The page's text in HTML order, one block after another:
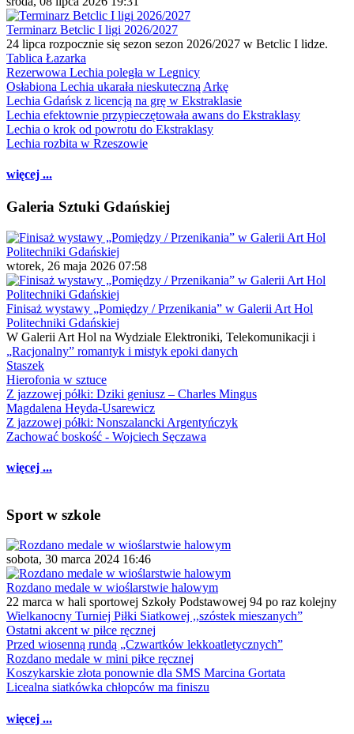
Terminarz Betclic I ligi 2026/2027
24 lipca rozpocznie się sezon sezon 2026/2027 w Betclic I lidze.
Tablica Łazarka
Rezerwowa Lechia poległa w Legnicy
Osłabiona Lechia ukarała nieskuteczną Arkę
Lechia Gdańsk z licencją na grę w Ekstraklasie
Lechia efektownie przypieczętowała awans do Ekstraklasy
Lechia o krok od powrotu do Ekstraklasy
Lechia rozbita w Rzeszowie
więcej ...
Galeria Sztuki Gdańskiej
wtorek, 26 maja 2026 07:58
Finisaż wystawy „Pomiędzy / Przenikania” w Galerii Art Hol
Politechniki Gdańskiej
W Galerii Art Hol na Wydziale Elektroniki, Telekomunikacji i
„Racjonalny” romantyk i mistyk epoki danych
Staszek
Hierofonia w sztuce
Z jazzowej półki: Dziki geniusz – Charles Mingus
Magdalena Heyda-Usarewicz
Z jazzowej półki: Nonszalancki Argentyńczyk
Zachować boskość - Wojciech Sęczawa
więcej ...
Sport w szkole
sobota, 30 marca 2024 16:46
Rozdano medale w wioślarstwie halowym
22 marca w hali sportowej Szkoły Podstawowej 94 po raz kolejny
Wielkanocny Turniej Piłki Siatkowej ,,szóstek mieszanych”
Ostatni akcent w piłce ręcznej
Przed wiosenną rundą „Czwartków lekkoatletycznych”
Rozdano medale w mini piłce ręcznej
Koszykarskie złota ponownie dla SMS Marcina Gortata
Licealna siatkówka chłopców ma finiszu
więcej ...